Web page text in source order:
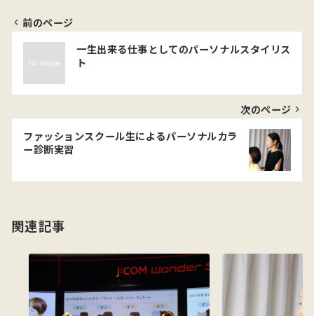
投
ナ
ビ
ゲ
シ
ン
前のページ
一生出来る仕事としてのパーソナルスタイリス
ト
次のページ
ファッションスクール生によるパーソナルカラ
ー診断実習
関連記事